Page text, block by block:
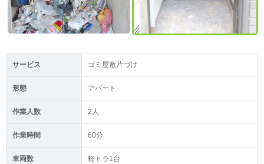
サービス ゴミ屋敷片づけ
形態 アパート
作業人数 2人
作業時間 60分
車両数 軽トラ1台